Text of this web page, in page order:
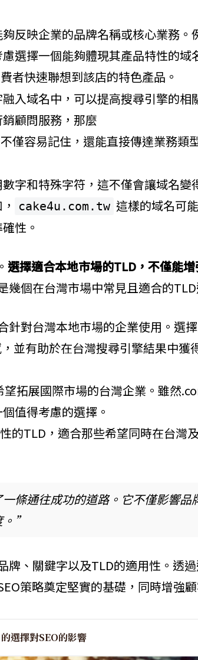
反映企業的品牌名稱或核心業務。
選擇一個能夠體現其產品特性的域
者快速聯想到該店的特色產品。
入域名中，可以提高搜尋引擎的相
顧問服務，那麼
僅容易記住，還能直接傳達業務類
字和特殊字符，這不僅會讓域名變
cake4u.com.tw 這樣的域名可
性。
選擇適合本地市場的TLD，不僅能
幾個在台灣市場中常見且適合的TLD
針對台灣本地市場的企業使用。選
並有助於在台灣搜尋引擎結果中獲
拓展國際市場的台灣企業。雖然
值得考慮的選擇。
的TLD，適合那些希望同時在台灣
條通往成功的道路。它不僅影響品
。”
牌、關鍵字以及TLD的適用性。透
策略奠定堅實的基礎，同時增強
選擇對SEO的影響